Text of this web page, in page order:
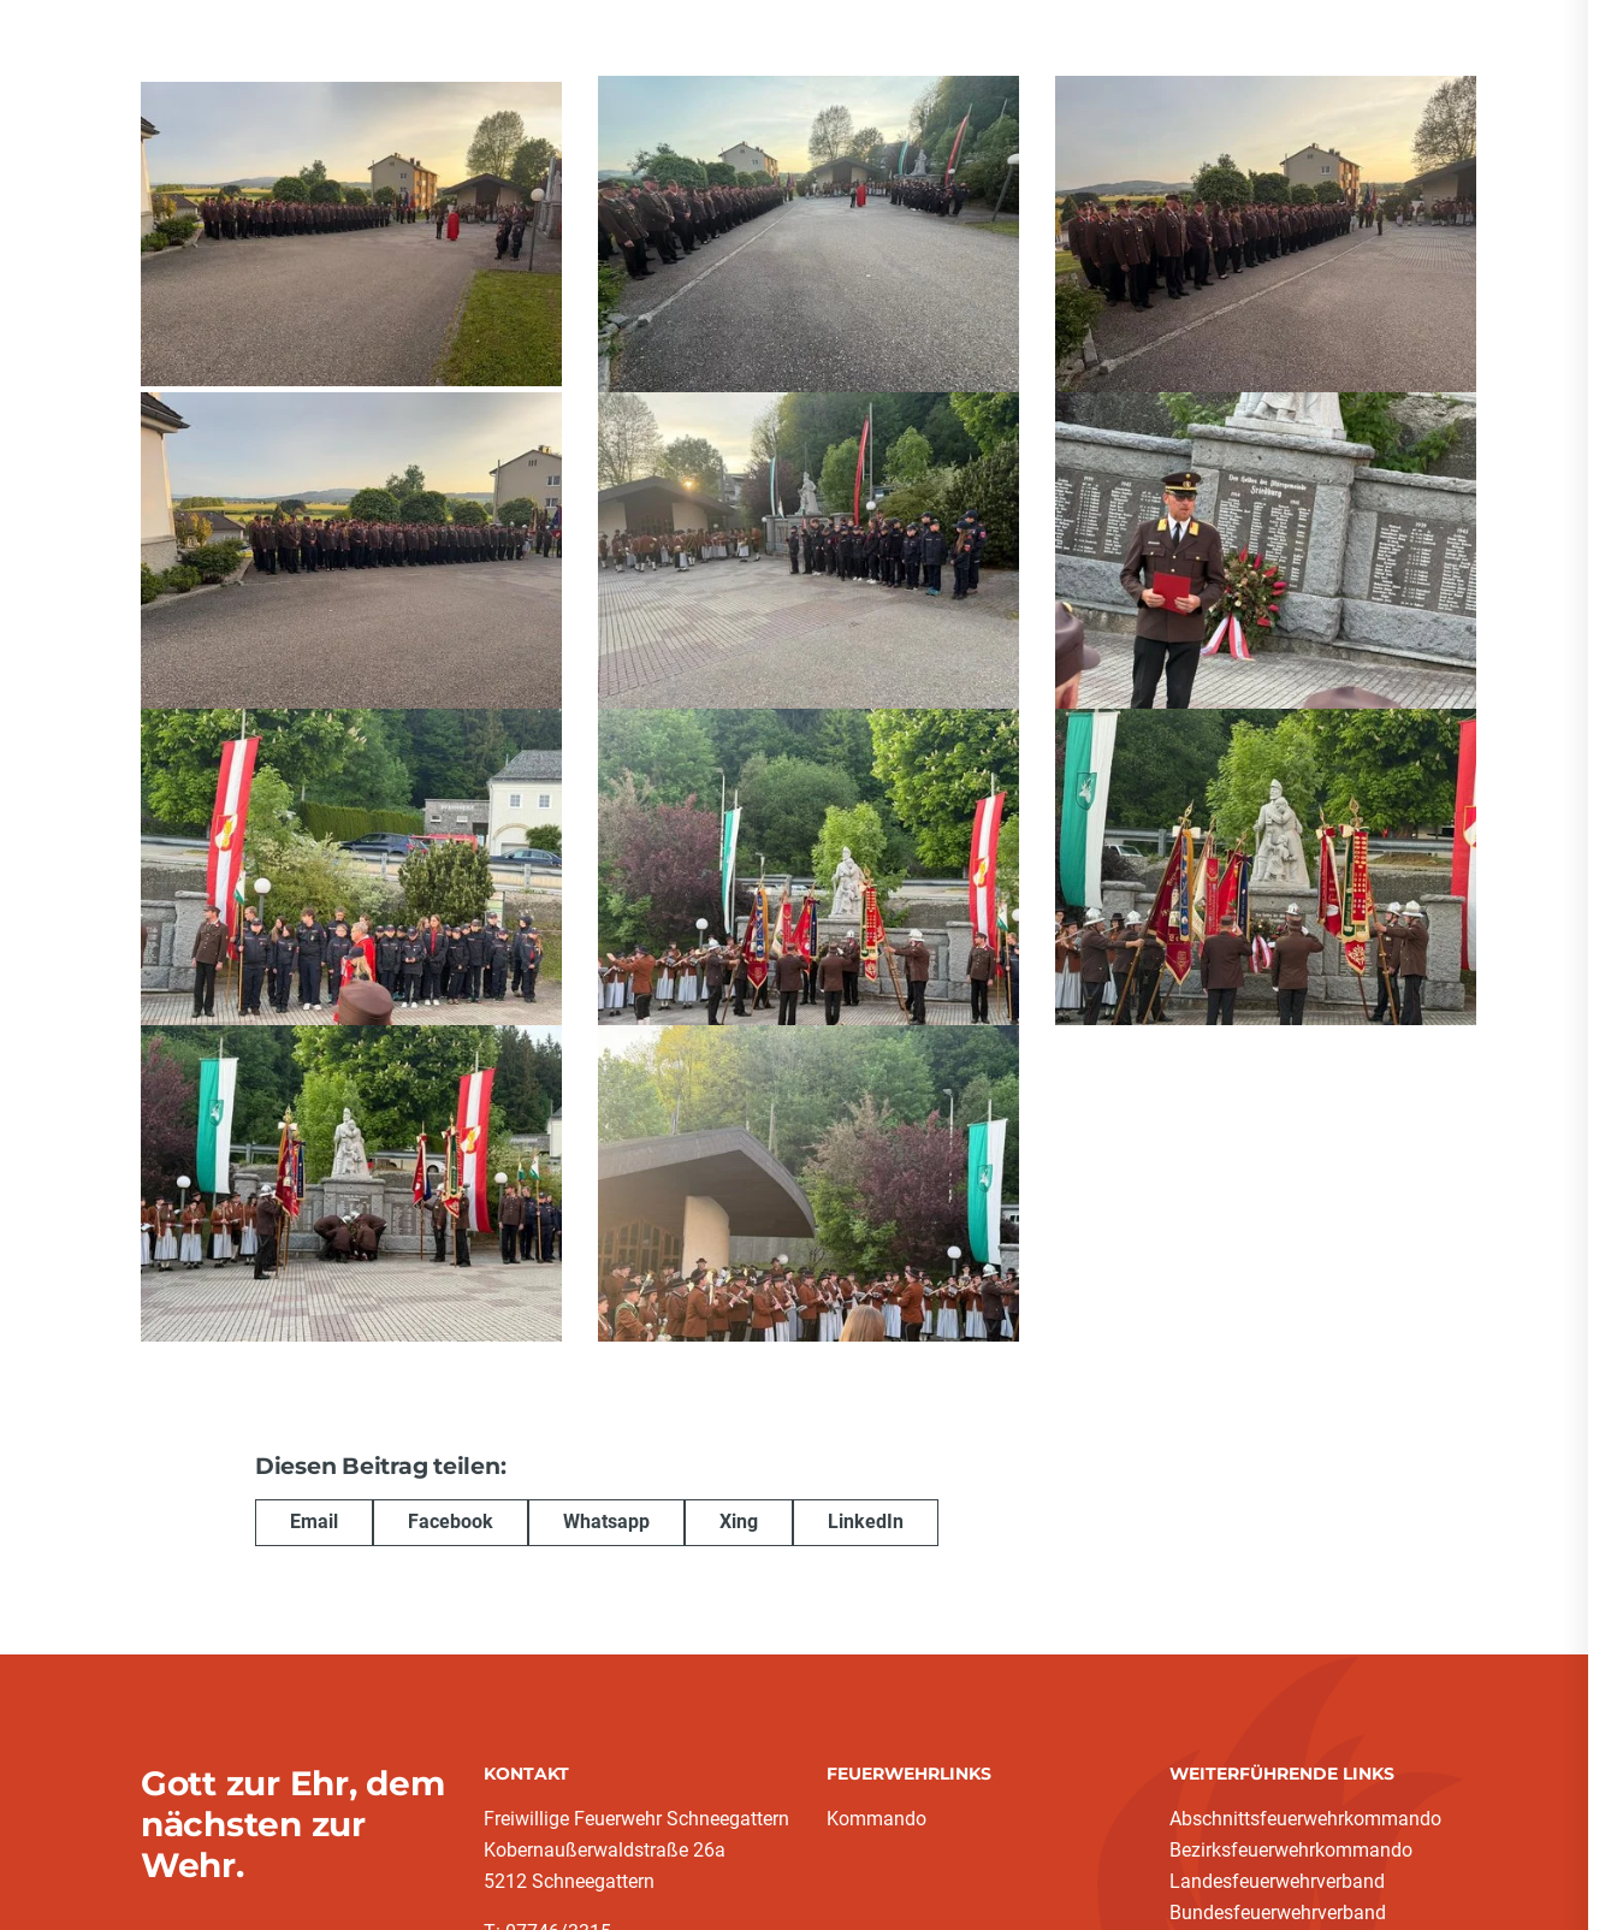
Diesen Beitrag teilen:
Email Facebook Whatsapp Xing LinkedIn
Gott zur Ehr, dem
nächsten zur
Wehr.
KONTAKT
Freiwillige Feuerwehr Schneegattern
Kobernaußerwaldstraße 26a
5212 Schneegattern
FEUERWEHRLINKS
Kommando
WEITERFÜHRENDE LINKS
Abschnittsfeuerwehrkommando
Bezirksfeuerwehrkommando
Landesfeuerwehrverband
Bundesfeuerwehrverband